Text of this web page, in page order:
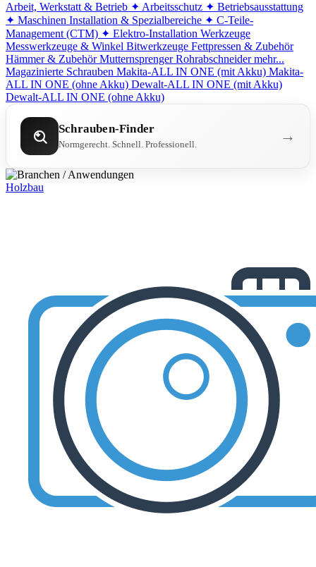
Arbeit, Werkstatt & Betrieb ✦ Arbeitsschutz ✦ Betriebsausstattung
✦ Maschinen Installation & Spezialbereiche ✦ C-Teile-
Management (CTM) ✦ Elektro-Installation Werkzeuge
Messwerkzeuge & Winkel Bitwerkzeuge Fettpressen & Zubehör
Hämmer & Zubehör Mutternsprenger Rohrabschneider mehr...
Magazinierte Schrauben Makita-ALL IN ONE (mit Akku) Makita-
ALL IN ONE (ohne Akku) Dewalt-ALL IN ONE (mit Akku)
Dewalt-ALL IN ONE (ohne Akku)
Schrauben-Finder
Normgerecht. Schnell. Professionell. →
Holzbau